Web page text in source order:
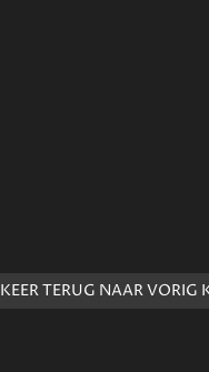
KEER TERUG NAAR VORIG